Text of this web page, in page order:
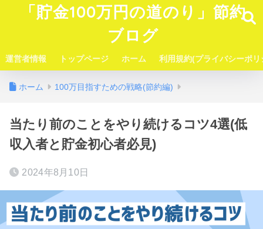
「貯金100万円の道のり」節約
ブログ
運営者情報 トップページ ホーム 利用規約(プライバシーポリ
ホーム 100万目指すための戦略(節約編)
当たり前のことをやり続けるコツ4選(低
収入者と貯金初心者必見)
2024年8月10日